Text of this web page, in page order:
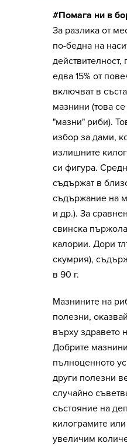
#Помага ни в
За разлика от
по-бедна на
едва 15% от
включват в
мазнини (това
"мазни" риби).
избор за дами,
излишните
си фигура.
съдържат в
съдържание на
и др.). За
свинска
калории. Дори
скумрия),
в 90 г.
Мазнините на
полезни,
върху здравето
Добрите
пълноценното
други полезни
случайно
състояние на
килограмите
увеличим